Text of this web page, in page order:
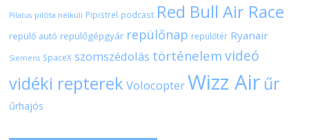
Pilatus pilóta nélküli Pipistrel podcast Red Bull Air Race
repülő autó repülőgépgyár repülőnap repülőtér Ryanair
Siemens SpaceX szomszédolás történelem videó
vidéki repterek VolocopterWizz Air űr
űrhajós